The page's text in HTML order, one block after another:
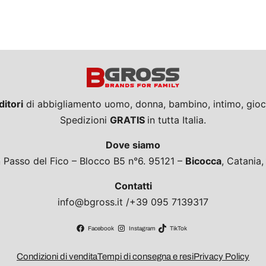
di abbigliamento uomo, donna, bambino, intimo,
Spedizioni GRATIS in tutta Italia.
Dove siamo
Passo del Fico – Blocco B5 n°6. 95121 – Bicocca,
Contatti
info@bgross.it /+39 095 7139317
Facebook Instagram TikTok
Condizioni di venditaTempi di consegna e resiPrivacy Policy